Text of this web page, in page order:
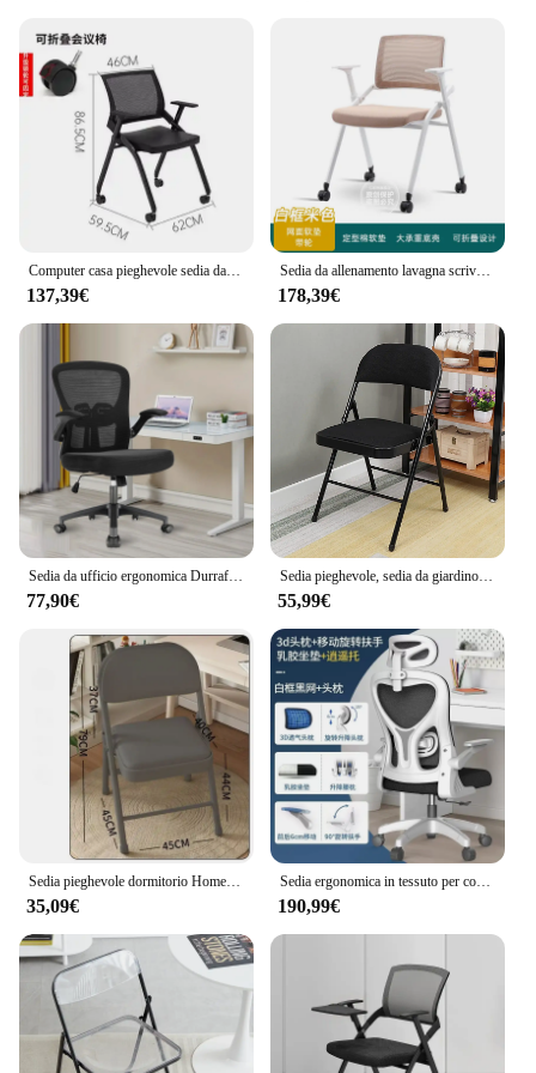
Computer casa pieghevole sedia da ufficio ruote conferenza formazione dormitorio sedia comoda seduta poltrona mobili per ufficio
137,39€
Sedia da allenamento lavagna scrivania schienale ruote pieghevoli sedia da ufficio sala riunioni tavolo Design poltrone mobili per ufficio
178,39€
77,90€
Sedia pieghevole, sedia da giardino, sedia con schienale pieghevole con struttura in metallo d'acciaio, sedia per computer da ufficio, bianco sporco
55,99€
35,09€
Sedia ergonomica in tessuto per computer per PC Ruote da gioco Comoda sedia da massaggio pieghevole Scrivania turistica Silla Gamer Mobili per la casa
190,99€